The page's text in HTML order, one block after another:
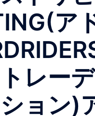
ア
レー
ョン)